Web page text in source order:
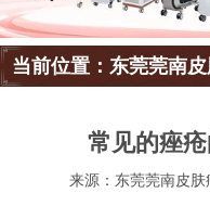
当前位置：东莞莞南
常见的痤
来源：东莞莞南皮肤